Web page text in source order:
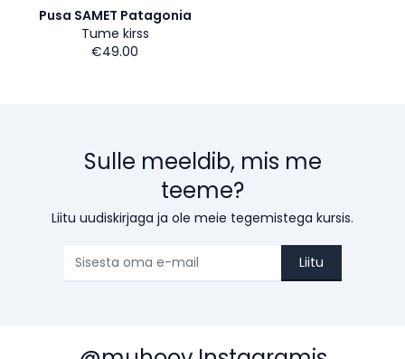
Pusa SAMET Patagonia
Tume kirss
€49.00
Sulle meeldib, mis me
teeme?
Liitu uudiskirjaga ja ole meie tegemistega kursis.
Liitu